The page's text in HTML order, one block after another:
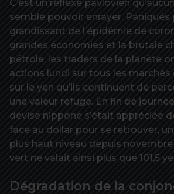
C’est un réflexe pavlovien
semble pouvoir enrayer. Paniqués
grandissant de l’épidémie de
grandes économies et la brutale
pétrole, les traders de la planète
actions lundi sur tous les marchés
sur le yen qu’ils continuent de
une valeur refuge. En fin de
devise nippone s’était appréciée
face au dollar pour se retrouver,
plus haut niveau depuis novembre
vert ne valait ainsi plus que 101,5
Dégradation de la